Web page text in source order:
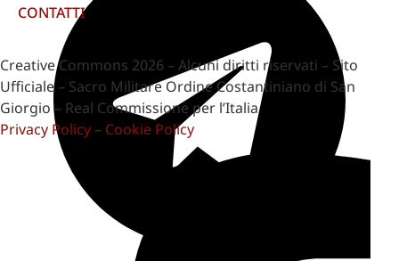
CONTATTI
Creative Commons 2026 – Alcuni diritti riservati – Sito
Ufficiale – Sacro Militare Ordine Costantiniano di San
Giorgio – Real Commissione per l’Italia
Privacy Policy – Cookie Policy